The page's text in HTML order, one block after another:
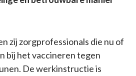
zij zorgprofessionals die nu of
bij het vaccineren tegen
De werkinstructie is